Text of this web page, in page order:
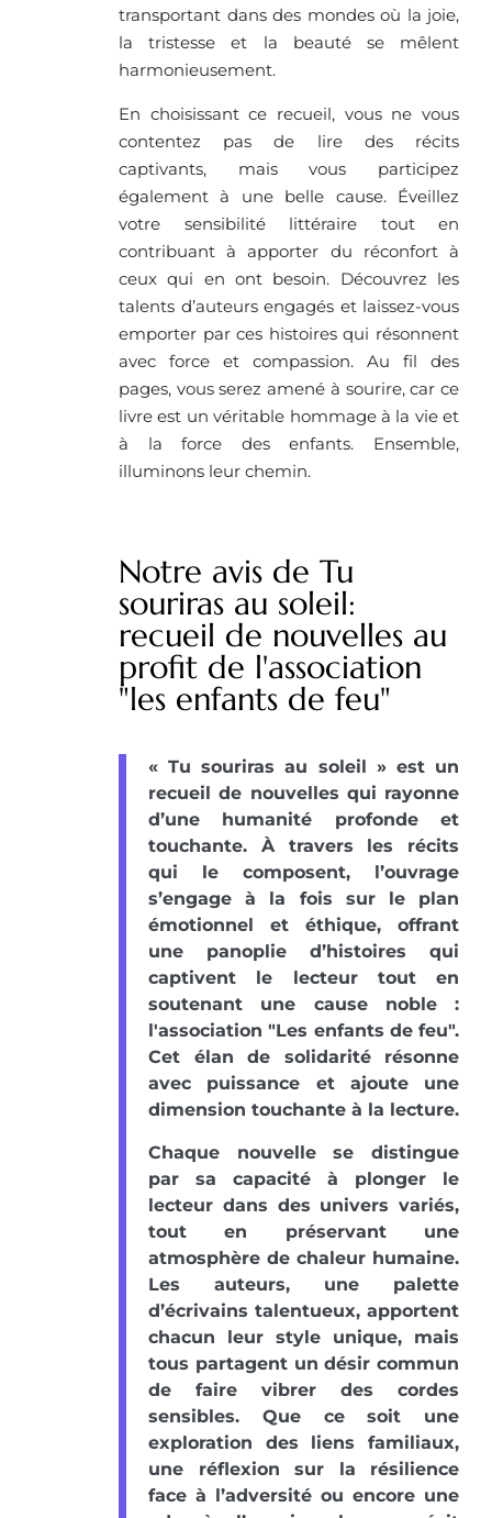
transportant dans des mondes où la joie,
la tristesse et la beauté se mêlent
harmonieusement.
En choisissant ce recueil, vous ne vous
contentez pas de lire des récits
captivants, mais vous participez
également à une belle cause. Éveillez
votre sensibilité littéraire tout en
contribuant à apporter du réconfort à
ceux qui en ont besoin. Découvrez les
talents d’auteurs engagés et laissez-vous
emporter par ces histoires qui résonnent
avec force et compassion. Au fil des
pages, vous serez amené à sourire, car ce
livre est un véritable hommage à la vie et
à la force des enfants. Ensemble,
illuminons leur chemin.
Notre avis de Tu
souriras au soleil:
recueil de nouvelles au
profit de l'association
"les enfants de feu"
« Tu souriras au soleil » est un
recueil de nouvelles qui rayonne
d’une humanité profonde et
touchante. À travers les récits
qui le composent, l’ouvrage
s’engage à la fois sur le plan
émotionnel et éthique, offrant
une panoplie d’histoires qui
captivent le lecteur tout en
soutenant une cause noble :
l'association "Les enfants de feu".
Cet élan de solidarité résonne
avec puissance et ajoute une
dimension touchante à la lecture.
Chaque nouvelle se distingue
par sa capacité à plonger le
lecteur dans des univers variés,
tout en préservant une
atmosphère de chaleur humaine.
Les auteurs, une palette
d’écrivains talentueux, apportent
chacun leur style unique, mais
tous partagent un désir commun
de faire vibrer des cordes
sensibles. Que ce soit une
exploration des liens familiaux,
une réflexion sur la résilience
face à l’adversité ou encore une